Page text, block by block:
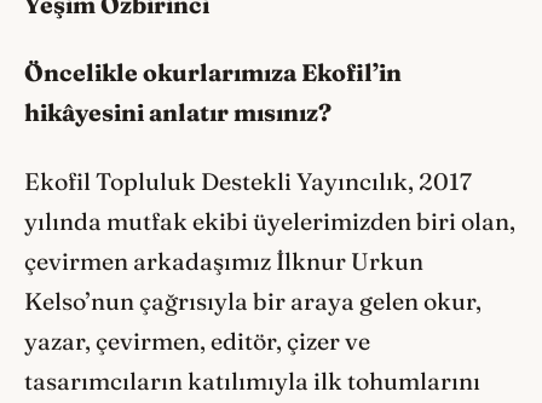
Öncelikle okurlarımıza Ekofil’in
hikâyesini anlatır mısınız?
Ekofil Topluluk Destekli Yayıncılık, 2017
yılında mutfak ekibi üyelerimizden biri olan,
çevirmen arkadaşımız İlknur Urkun
Kelso’nun çağrısıyla bir araya gelen okur,
yazar, çevirmen, editör, çizer ve
tasarımcıların katılımıyla ilk tohumlarını